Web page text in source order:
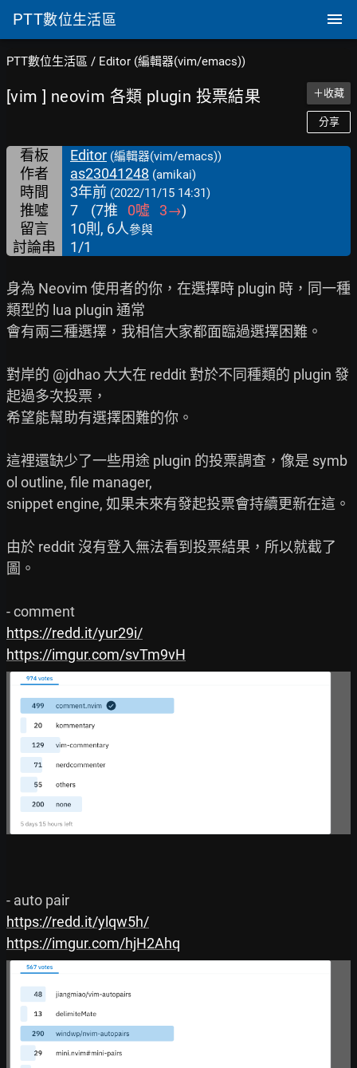
PTT數位生活區
PTT數位生活區 / Editor (編輯器(vim/emacs))
[vim ] neovim 各類 plugin 投票結果 ＋收藏
分享
看板 Editor (編輯器(vim/emacs))
作者 as23041248 (amikai)
時間 3年前 (2022/11/15 14:31)
推噓 7 (7推 0噓 3→)
留言
10則, 6人參與
討論串 1/1
身為 Neovim 使用者的你，在選擇時 plugin 時，同一種
類型的 lua plugin 通常
會有兩三種選擇，我相信大家都面臨過選擇困難。
對岸的 @jdhao 大大在 reddit 對於不同種類的 plugin 發
起過多次投票，
希望能幫助有選擇困難的你。
這裡還缺少了一些用途 plugin 的投票調查，像是 symb
ol outline, file manager,
snippet engine, 如果未來有發起投票會持續更新在這。
由於 reddit 沒有登入無法看到投票結果，所以就截了
圖。
https://redd.it/yur29i/
https://imgur.com/svTm9vH
https://redd.it/ylqw5h/
https://imgur.com/hjH2Ahq